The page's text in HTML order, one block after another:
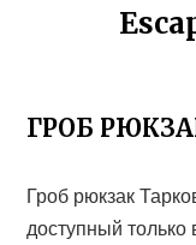
ГРОБ
Гроб рюкзак
доступный только